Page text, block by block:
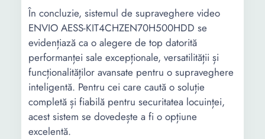
În concluzie, sistemul de supraveghere video
ENVIO AESS-KIT4CHZEN70H500HDD se
evidențiază ca o alegere de top datorită
performanței sale excepționale, versatilității și
funcționalităților avansate pentru o supraveghere
inteligentă. Pentru cei care caută o soluție
completă și fiabilă pentru securitatea locuinței,
acest sistem se dovedește a fi o opțiune
excelentă.